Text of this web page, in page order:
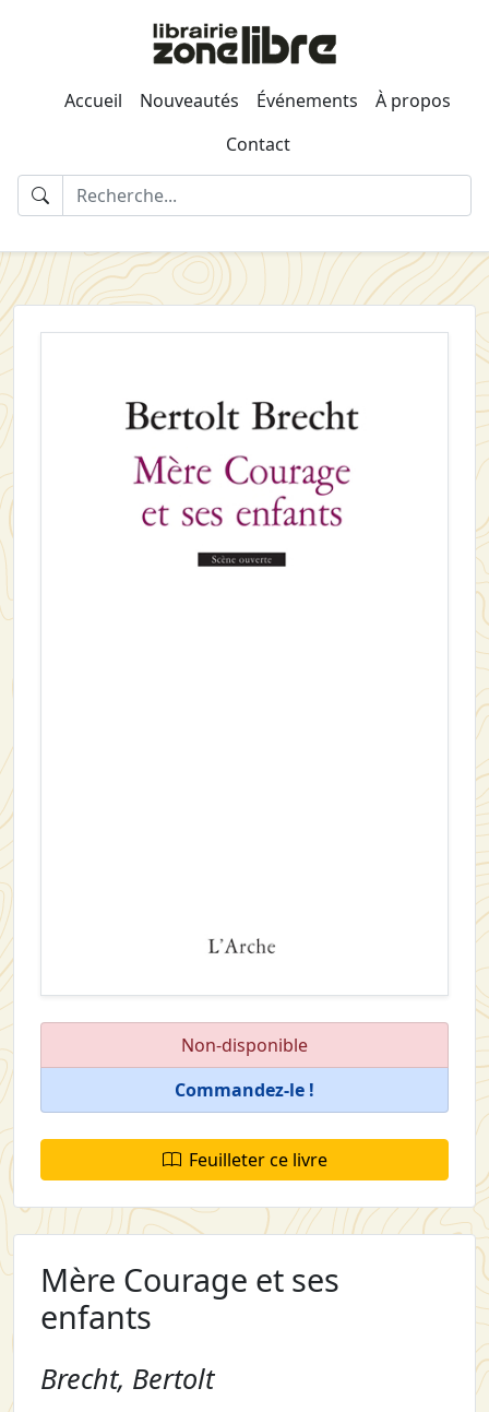
Accueil Nouveautés Événements
À propos
Contact
Non-disponible
Commandez-le !
Feuilleter ce livre
Mère Courage et ses
enfants
Brecht, Bertolt